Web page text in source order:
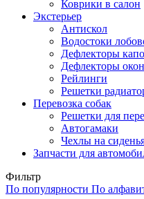
Коврики в салон
Экстерьер
Антискол
Водостоки
Дефлекторы
Дефлекторы окон
Рейлинги
Решетки
Перевозка собак
Решетки для
Автогамаки
Чехлы на
Запчасти для
Фильтр
По популярности По